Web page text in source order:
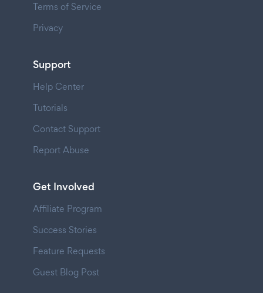
Terms of Service
Privacy
Support
Help Center
Tutorials
Contact Support
Report Abuse
Get Involved
Affiliate Program
Success Stories
Feature Requests
Guest Blog Post